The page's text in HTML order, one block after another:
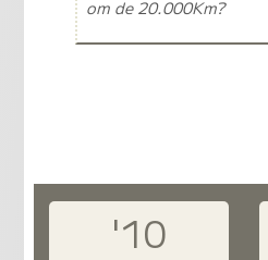
om de 20.000Km?
'10